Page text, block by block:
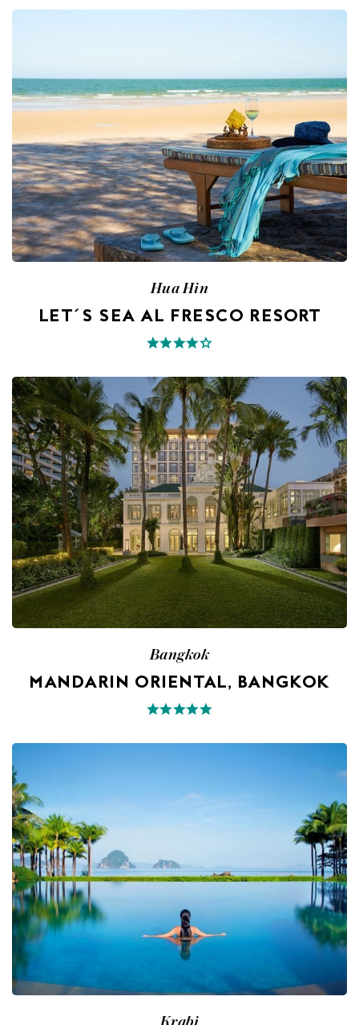
Hua Hin
LET´S SEA AL FRESCO RESORT
Bangkok
MANDARIN ORIENTAL, BANGKOK
Krabi